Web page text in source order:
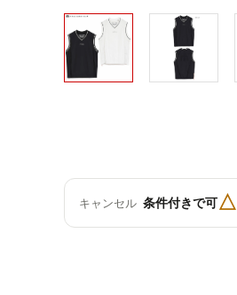
キャンセル 条件付きで可△